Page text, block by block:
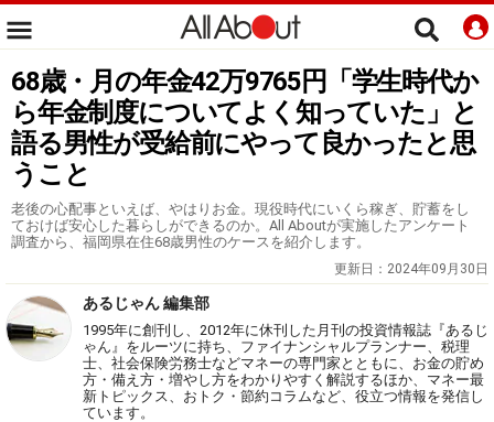
68歳・月の年金42万9765円「学生時代か
ら年金制度についてよく知っていた」と
語る男性が受給前にやって良かったと思
うこと
老後の心配事といえば、やはりお金。現役時代にいくら稼ぎ、貯蓄をし
ておけば安心した暮らしができるのか。All Aboutが実施したアンケート
調査から、福岡県在住68歳男性のケースを紹介します。
更新日： 2024年09月30日
あるじゃん 編集部
1995年に創刊し、2012年に休刊した月刊の投資情報誌『あるじ
ゃん』をルーツに持ち、ファイナンシャルプランナー、税理
士、社会保険労務士などマネーの専門家とともに、お金の貯め
方・備え方・増やし方をわかりやすく解説するほか、マネー最
新トピックス、おトク・節約コラムなど、役立つ情報を発信し
ています。